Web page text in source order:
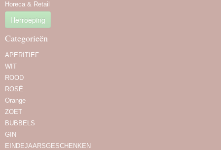
Horeca & Retail
Herroeping
Categorieën
APERITIEF
WIT
ROOD
ROSÉ
Orange
ZOET
BUBBELS
GIN
EINDEJAARSGESCHENKEN